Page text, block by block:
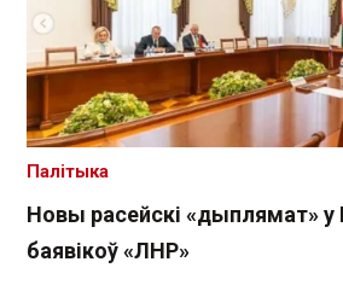
Новы расейскі «дыплямат» у
баявікоў «ЛНР»
Палітыка